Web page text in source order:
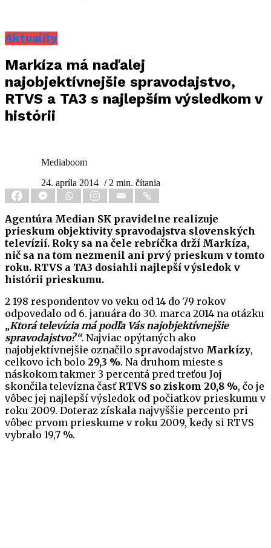
Aktuality
Markíza má naďalej
najobjektívnejšie spravodajstvo,
RTVS a TA3 s najlepším výsledkom v
histórii
Mediaboom
24. apríla 2014 / 2 min. čítania
Agentúra Median SK pravidelne realizuje
prieskum objektivity spravodajstva slovenských
televízií. Roky sa na čele rebríčka drží Markíza,
nič sa na tom nezmenil ani prvý prieskum v tomto
roku. RTVS a TA3 dosiahli najlepší výsledok v
histórii prieskumu.
2 198 respondentov vo veku od 14 do 79 rokov
odpovedalo od 6. januára do 30. marca 2014 na otázku
„Ktorá televízia má podľa Vás najobjektívnejšie
spravodajstvo?“. Najviac opýtaných ako
najobjektívnejšie označilo spravodajstvo Markízy,
celkovo ich bolo 29,3 %. Na druhom mieste s
náskokom takmer 3 percentá pred treťou Joj
skončila televízna časť RTVS so ziskom 20,8 %, čo je
vôbec jej najlepší výsledok od počiatkov prieskumu v
roku 2009. Doteraz získala najvyššie percento pri
vôbec prvom prieskume v roku 2009, kedy si RTVS
vybralo 19,7 %.